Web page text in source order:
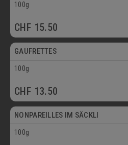
100g
CHF 15.50
Postversand
GAUFRETTES
100g
CHF 13.50
Postversand
NONPAREILLES IM SÄCKLI
100g